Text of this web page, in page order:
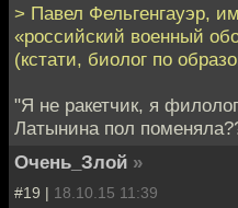
> Павел Фельгенгауэр,
«российский военный
(кстати, биолог по
"Я не ракетчик, я
Латынина пол
Очень_Злой »
#19 | 18.10.15 11:39